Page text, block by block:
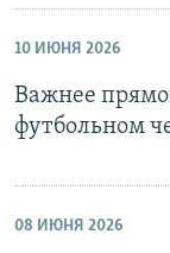
10 ИЮНЯ 2026
Важнее
футбольном
08 ИЮНЯ 2026